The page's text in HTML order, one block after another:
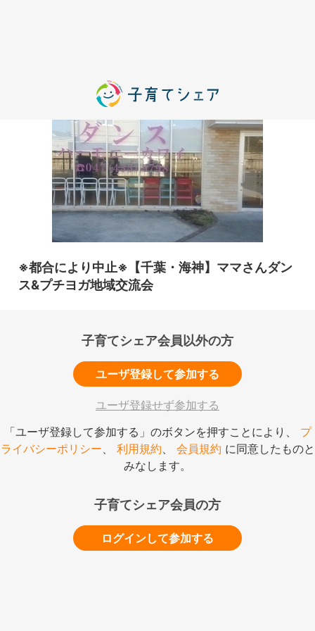
※都合により中止※【千葉・海神】ママさんダン
ス&プチヨガ地域交流会
子育てシェア会員以外の方
ユーザ登録して参加する
ユーザ登録せず参加する
「ユーザ登録して参加する」のボタンを押すことにより、 プ
ライバシーポリシー、 利用規約、 会員規約 に同意したものと
みなします。
子育てシェア会員の方
ログインして参加する